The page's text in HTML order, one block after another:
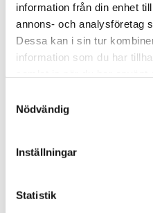
information från din enhet
annons- och analysföretag
Dessa kan i sin tur
information som du har
Nödvändig
Inställningar
Statistik
REGIN
OVC-Z15
Koppling för stålrör till
ZTV/ZTR
Rörkoppling